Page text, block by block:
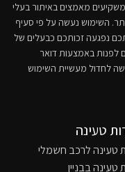
מאמצים באיתור בעלי
השימוש נעשה על פי סעיף
תשס"ח - 2007, אם לדעתכם נפגעה זכותכם כבעלים של
לפנות באמצעות דואר
לחדול מעשיית השימוש
טעינה
טעינה לרכב חשמלי
בבניין